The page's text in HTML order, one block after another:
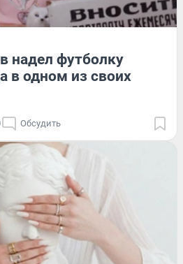
надел футболку
в одном из своих
Обсудить